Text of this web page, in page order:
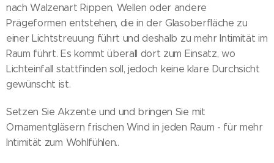
nach Walzenart Rippen, Wellen oder andere
Prägeformen entstehen, die in der Glasoberfläche zu
einer Lichtstreuung führt und deshalb zu mehr Intimität im
Raum führt. Es kommt überall dort zum Einsatz, wo
Lichteinfall stattfinden soll, jedoch keine klare Durchsicht
gewünscht ist.
Setzen Sie Akzente und und bringen Sie mit
Ornamentgläsern frischen Wind in jeden Raum - für mehr
Intimität zum Wohlfühlen..